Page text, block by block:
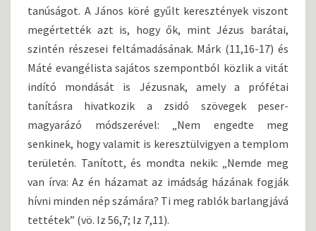
tanúságot. A János köré gyűlt keresztények viszont
megértették azt is, hogy ők, mint Jézus barátai,
szintén részesei feltámadásának. Márk (11,16-17) és
Máté evangélista sajátos szempontból közlik a vitát
indító mondását is Jézusnak, amely a prófétai
tanításra hivatkozik a zsidó szövegek peser-
magyarázó módszerével: „Nem engedte meg
senkinek, hogy valamit is keresztülvigyen a templom
területén. Tanított, és mondta nekik: „Nemde meg
van írva: Az én házamat az imádság házának fogják
hívni minden nép számára? Ti meg rablók barlangjává
tettétek” (vö. Iz 56,7; Iz 7,11).